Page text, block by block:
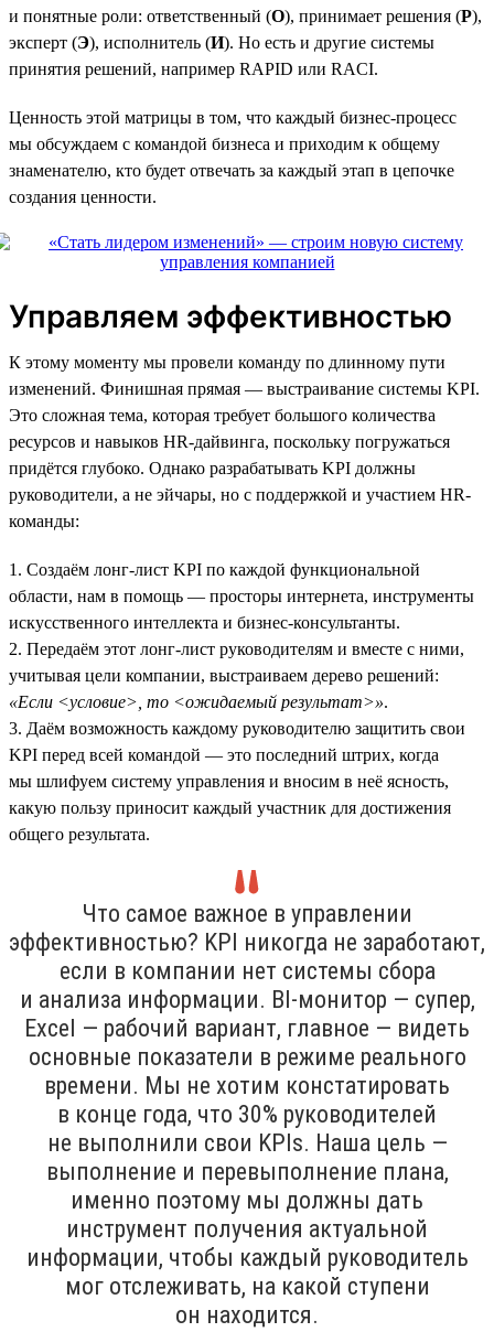
и понятные роли: ответственный (О), принимает решения (Р),
эксперт (Э), исполнитель (И). Но есть и другие системы
принятия решений, например RAPID или RACI.
Ценность этой матрицы в том, что каждый бизнес-процесс
мы обсуждаем с командой бизнеса и приходим к общему
знаменателю, кто будет отвечать за каждый этап в цепочке
создания ценности.
Управляем эффективностью
К этому моменту мы провели команду по длинному пути
изменений. Финишная прямая — выстраивание системы KPI.
Это сложная тема, которая требует большого количества
ресурсов и навыков HR-дайвинга, поскольку погружаться
придётся глубоко. Однако разрабатывать KPI должны
руководители, а не эйчары, но с поддержкой и участием HR-
команды:
1. Создаём лонг-лист KPI по каждой функциональной
области, нам в помощь — просторы интернета, инструменты
искусственного интеллекта и бизнес-консультанты.
2. Передаём этот лонг-лист руководителям и вместе с ними,
учитывая цели компании, выстраиваем дерево решений:
«Если <условие>, то <ожидаемый результат>».
3. Даём возможность каждому руководителю защитить свои
KPI перед всей командой — это последний штрих, когда
мы шлифуем систему управления и вносим в неё ясность,
какую пользу приносит каждый участник для достижения
общего результата.
Что самое важное в управлении
эффективностью? KPI никогда не заработают,
если в компании нет системы сбора
и анализа информации. BI-монитор — супер,
Excel — рабочий вариант, главное — видеть
основные показатели в режиме реального
времени. Мы не хотим констатировать
в конце года, что 30% руководителей
не выполнили свои KPIs. Наша цель —
выполнение и перевыполнение плана,
именно поэтому мы должны дать
инструмент получения актуальной
информации, чтобы каждый руководитель
мог отслеживать, на какой ступени
он находится.